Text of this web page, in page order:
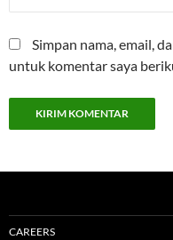
Simpan nama, email,
untuk komentar saya
CAREERS